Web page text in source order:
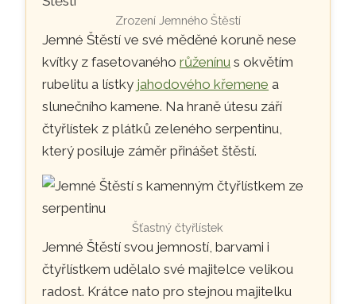
Zrození Jemného Štěstí
Jemné Štěstí ve své měděné koruně nese
kvítky z fasetovanéhorůženínu s okvětím
rubelitu a lístky jahodového křemene a
slunečního kamene. Na hraně útesu září
čtyřlístek z plátků zeleného serpentinu,
který posiluje záměr přinášet štěstí.
Šťastný čtyřlístek
Jemné Štěstí svou jemností, barvami i
čtyřlístkem udělalo své majitelce velikou
radost. Krátce nato pro stejnou majitelku